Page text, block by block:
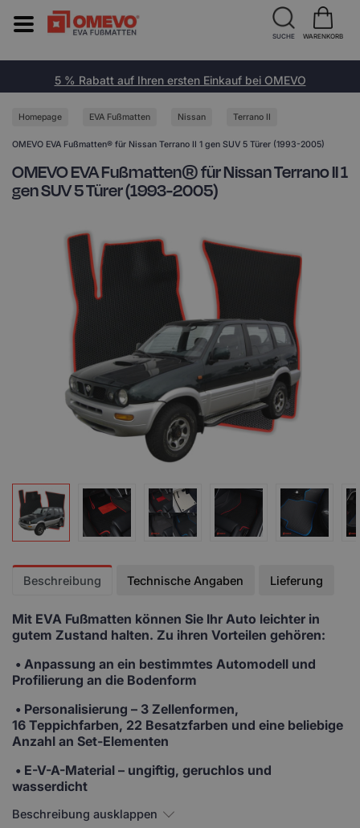
5 % Rabatt auf Ihren ersten Einkauf bei OMEVO
Homepage EVA Fußmatten Nissan Terrano II
OMEVO EVA Fußmatten® für Nissan Terrano II 1 gen SUV 5 Türer (1993-2005)
OMEVO EVA Fußmatten® für Nissan Terrano II 1
gen SUV 5 Türer (1993-2005)
Beschreibung Technische Angaben Lieferung
Mit EVA Fußmatten können Sie Ihr Auto leichter in
gutem Zustand halten. Zu ihren Vorteilen gehören:
• Anpassung an ein bestimmtes Automodell und
Profilierung an die Bodenform
• Personalisierung – 3 Zellenformen,
16 Teppichfarben, 22 Besatzfarben und eine beliebige
Anzahl an Set-Elementen
• E-V-A-Material – ungiftig, geruchlos und
wasserdicht
Beschreibung ausklappen
SUCHE WARENKORB